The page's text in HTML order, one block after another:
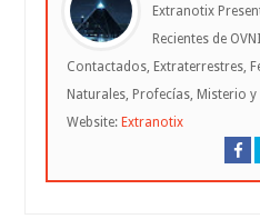
Extranotix
Recientes de
Contactados, Extraterrestres,
Naturales, Profecías, Misterio
Website: Extranotix